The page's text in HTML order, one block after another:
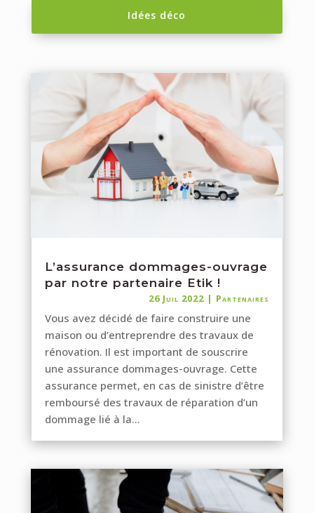
Idées déco
L’assurance dommages-ouvrage
par notre partenaire Etik !
26 Juil 2022 | Partenaires
Vous avez décidé de faire construire une
maison ou d’entreprendre des travaux de
rénovation. Il est important de souscrire
une assurance dommages-ouvrage. Cette
assurance permet, en cas de sinistre d’être
remboursé des travaux de réparation d’un
dommage lié à la...